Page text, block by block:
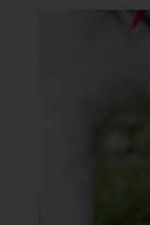
Stefan Vieths,
(2002).
Pecora et al.
diagnosis and